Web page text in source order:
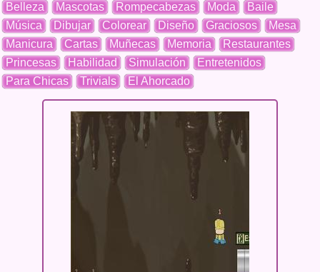
Belleza
Mascotas Rompecabezas Moda
Baile
Música
Dibujar Colorear Diseño Graciosos
Mesa
Manicura
Cartas Muñecas Memoria
Restaurantes
Princesas
Habilidad Simulación
Entretenidos
Para Chicas
Trivials El Ahorcado